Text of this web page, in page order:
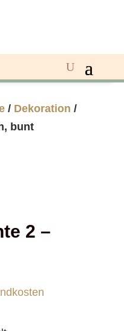
/ Dekoration /
bunt
2 –